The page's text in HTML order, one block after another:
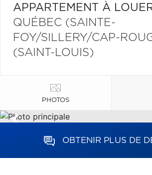
APPARTEMENT À
QUÉBEC (SAINTE-
FOY/SILLERY/CAP-
(SAINT-LOUIS)
PHOTOS
OBTENIR PLUS DE